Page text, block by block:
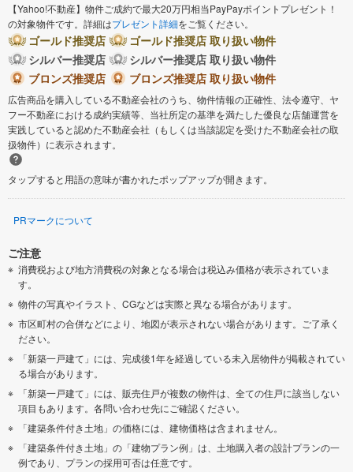
【Yahoo!不動産】物件ご成約で最大20万円相当PayPayポイントプレゼント！
の対象物件です。詳細はプレゼント詳細をご覧ください。
ゴールド推奨店
ゴールド推奨店 取り扱い物件
シルバー推奨店
シルバー推奨店 取り扱い物件
ブロンズ推奨店
ブロンズ推奨店 取り扱い物件
広告商品を購入している不動産会社のうち、物件情報の正確性、法令遵守、ヤ
フー不動産における成約実績等、当社所定の基準を満たした優良な店舗運営を
実践していると認めた不動産会社（もしくは当該認定を受けた不動産会社の取
扱物件）に表示されます。
タップすると用語の意味が書かれたポップアップが開きます。
PRマークについて
ご注意
消費税および地方消費税の対象となる場合は税込み価格が表示されていま
す。
物件の写真やイラスト、CGなどは実際と異なる場合があります。
市区町村の合併などにより、地図が表示されない場合があります。ご了承く
ださい。
「新築一戸建て」には、完成後1年を経過している未入居物件が掲載されてい
る場合があります。
「新築一戸建て」には、販売住戸が複数の物件は、全ての住戸に該当しない
項目もあります。各問い合わせ先にご確認ください。
「建築条件付き土地」の価格には、建物価格は含まれません。
「建築条件付き土地」の「建物プラン例」は、土地購入者の設計プランの一
例であり、プランの採用可否は任意です。